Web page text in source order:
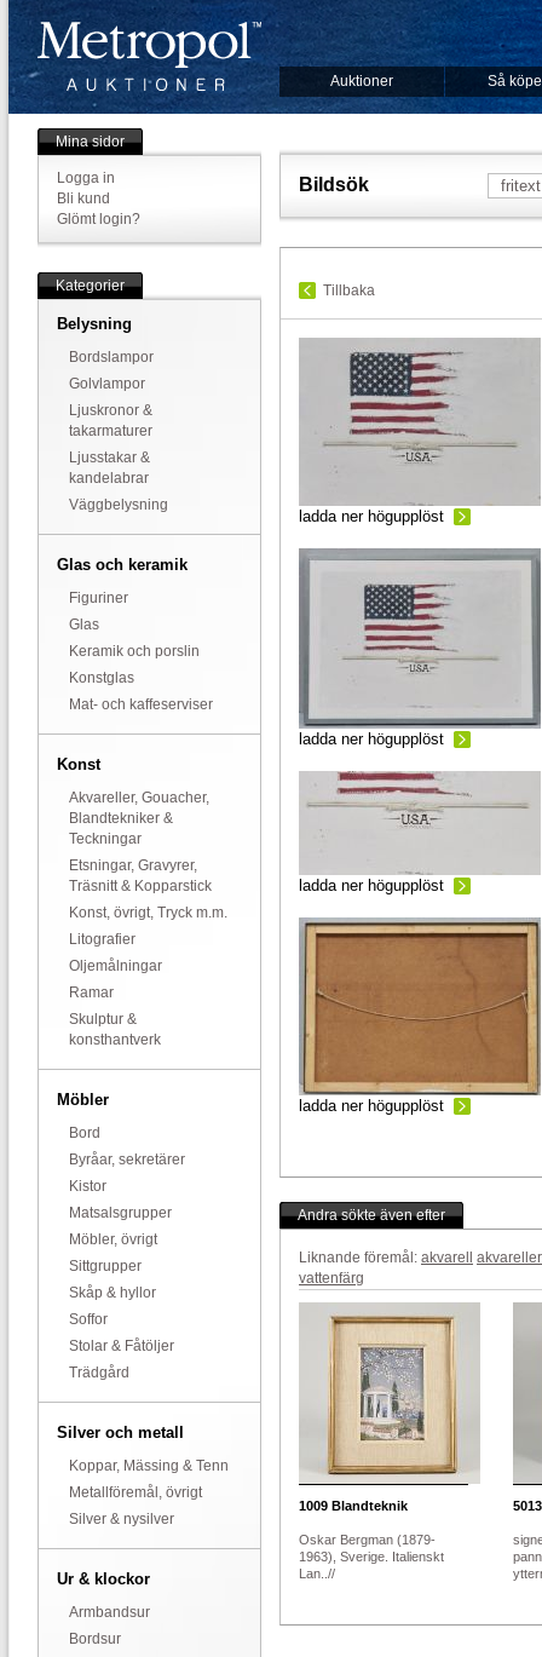
Auktioner Så
Mina sidor
Logga in
Bli kund
Glömt login?
Kategorier
Belysning
Bordslampor
Golvlampor
Ljuskronor &
takarmaturer
Ljusstakar &
kandelabrar
Väggbelysning
Glas och keramik
Figuriner
Glas
Keramik och porslin
Konstglas
Mat- och kaffeserviser
Konst
Akvareller, Gouacher,
Blandtekniker &
Teckningar
Etsningar, Gravyrer,
Träsnitt & Kopparstick
Konst, övrigt, Tryck m.m.
Litografier
Oljemålningar
Ramar
Skulptur &
konsthantverk
Möbler
Bord
Byråar, sekretärer
Kistor
Matsalsgrupper
Möbler, övrigt
Sittgrupper
Skåp & hyllor
Soffor
Stolar & Fåtöljer
Trädgård
Silver och metall
Koppar, Mässing & Tenn
Metallföremål, övrigt
Silver & nysilver
Ur & klockor
Armbandsur
Bordsur
Bildsök
Tillbaka
ladda ner högupplöst
ladda ner högupplöst
ladda ner högupplöst
ladda ner högupplöst
Andra sökte även efter
Liknande föremål: akvarell
akvareller
vattenfärg
1009 Blandteknik
Oskar Bergman (1879-
1963), Sverige. Italienskt
Lan..//
5013